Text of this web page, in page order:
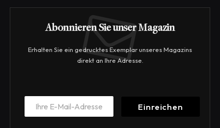
Abonnieren Sie unser Magazin
Erhalten Sie ein gedrucktes Exemplar unseres Magazins
direkt an Ihre Adresse.
E
a
Einreichen